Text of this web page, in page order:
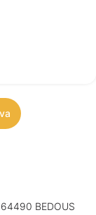
BEDOUS